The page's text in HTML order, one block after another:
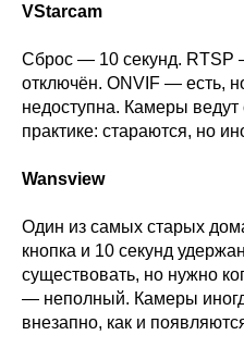
VStarcam
Сброс — 10 секунд. RTSP
отключён. ONVIF — есть,
недоступна. Камеры ведут
практике: стараются, но
Wansview
Один из самых старых
кнопка и 10 секунд
существовать, но нужно
— неполный. Камеры
внезапно, как и